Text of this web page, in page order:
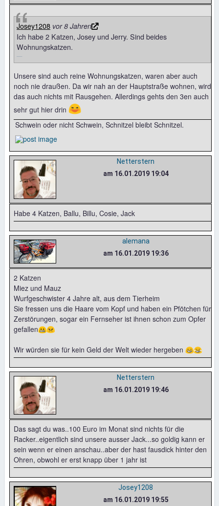
Josey1208 vor 8 Jahren
Ich habe 2 Katzen, Josey und Jerry. Sind beides
Wohnungskatzen.
Unsere sind auch reine Wohnungskatzen, waren aber auch
noch nie draußen. Da wir nah an der Hauptstraße wohnen, wird
das auch nichts mit Rausgehen. Allerdings gehts den 3en auch
sehr gut hier drin 😆
Schwein oder nicht Schwein, Schnitzel bleibt Schnitzel.
Netterstern
am 16.01.2019 19:04
Habe 4 Katzen, Ballu, Billu, Cosie, Jack
alemana
am 16.01.2019 19:36
2 Katzen
Miez und Mauz
Wurfgeschwister 4 Jahre alt, aus dem Tierheim
Sie fressen uns die Haare vom Kopf und haben ein Pfötchen für
Zerstörungen, sogar ein Fernseher ist ihnen schon zum Opfer
gefallen😬😠
Wir würden sie für kein Geld der Welt wieder hergeben 😁😂
Netterstern
am 16.01.2019 19:46
Das sagt du was..100 Euro im Monat sind nichts für die
Racker..eigentlich sind unsere ausser Jack...so goldig kann er
sein wenn er einen anschau..aber der hast fausdick hinter den
Ohren, obwohl er erst knapp über 1 jahr ist
Josey1208
am 16.01.2019 19:55